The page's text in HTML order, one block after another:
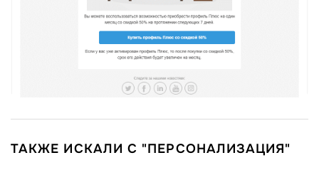
ТАКЖЕ ИСКАЛИ С "ПЕРСОНАЛИЗАЦИЯ"